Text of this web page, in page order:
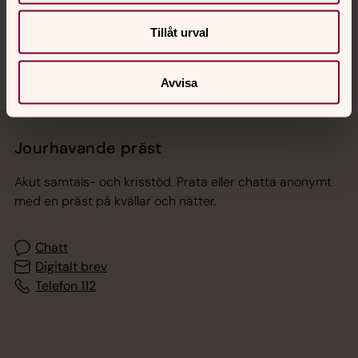
Tillåt urval
Avvisa
Jourhavande präst
Akut samtals- och krisstöd. Prata eller chatta anonymt
med en präst på kvällar och nätter.
Chatt
Digitalt brev
Telefon 112